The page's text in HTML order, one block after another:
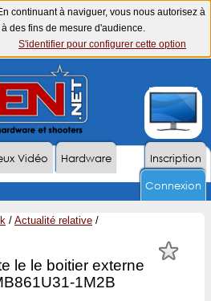
continuant à naviguer, vous nous autorisez à
des fins de mesure d'audience.
S'identifier pour configurer cette option
Inscription
Vidéo
Hardware
Connexion
/ Actualité relative /
le le boitier externe
1M2B